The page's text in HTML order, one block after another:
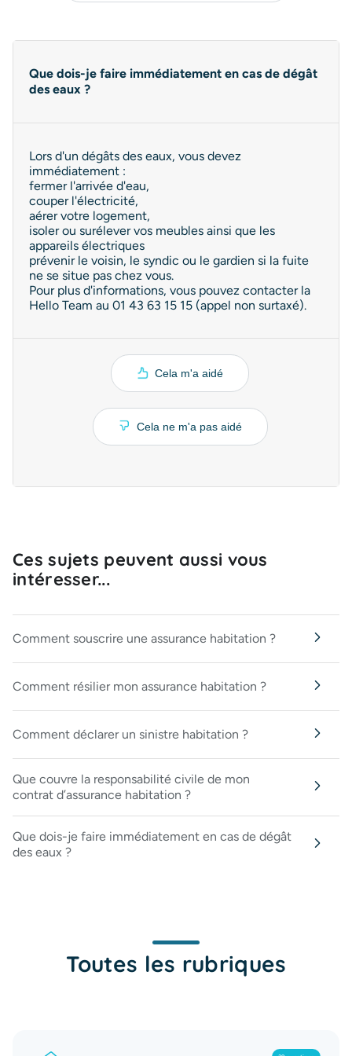
Que dois-je faire immédiatement en cas de dégât
des eaux ?
Lors d'un dégâts des eaux, vous devez
immédiatement :
fermer l'arrivée d'eau,
couper l'électricité,
aérer votre logement,
isoler ou surélever vos meubles ainsi que les
appareils électriques
prévenir le voisin, le syndic ou le gardien si la fuite
ne se situe pas chez vous.
Pour plus d'informations, vous pouvez contacter la
Hello Team au 01 43 63 15 15 (appel non surtaxé).
Cela m'a aidé
Cela ne m'a pas aidé
Ces sujets peuvent aussi vous
intéresser...
Comment souscrire une assurance habitation ?
Comment résilier mon assurance habitation ?
Comment déclarer un sinistre habitation ?
Que couvre la responsabilité civile de mon
contrat d’assurance habitation ?
Que dois-je faire immédiatement en cas de dégât
des eaux ?
Toutes les rubriques